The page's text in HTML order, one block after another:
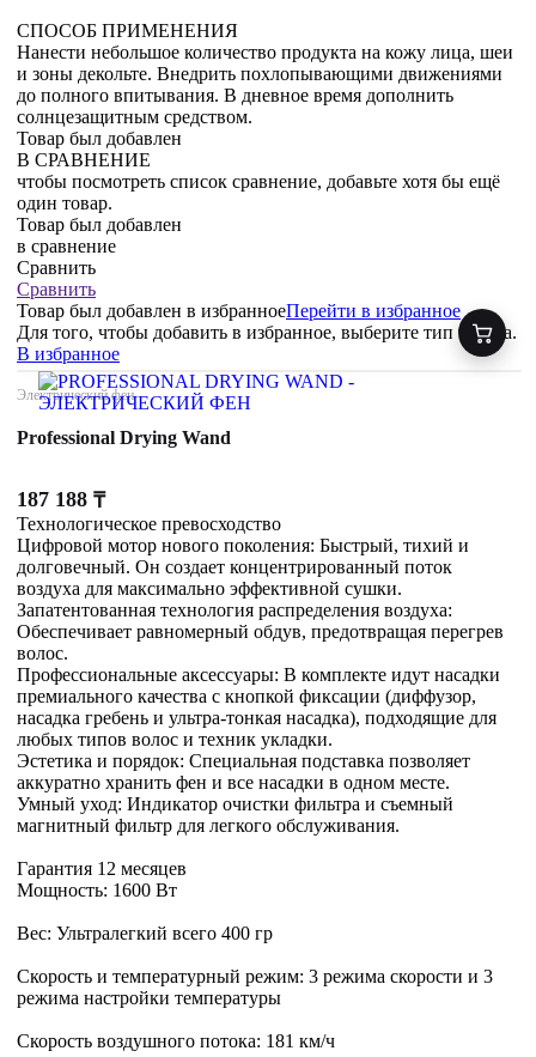
СПОСОБ ПРИМЕНЕНИЯ
Нанести небольшое количество продукта на кожу лица, шеи
и зоны декольте. Внедрить похлопывающими движениями
до полного впитывания. В дневное время дополнить
солнцезащитным средством.
Товар был добавлен
В СРАВНЕНИЕ
чтобы посмотреть список сравнение, добавьте хотя бы ещё
один товар.
Товар был добавлен
в сравнение
Сравнить
Сравнить
Товар был добавлен в избранноеПерейти в избранное
Для того, чтобы добавить в избранное, выберите тип товара.
В избранное
Электрический фен
Professional Drying Wand
187 188 ₸
Технологическое превосходство
Цифровой мотор нового поколения: Быстрый, тихий и
долговечный. Он создает концентрированный поток
воздуха для максимально эффективной сушки.
Запатентованная технология распределения воздуха:
Обеспечивает равномерный обдув, предотвращая перегрев
волос.
Профессиональные аксессуары: В комплекте идут насадки
премиального качества с кнопкой фиксации (диффузор,
насадка гребень и ультра-тонкая насадка), подходящие для
любых типов волос и техник укладки.
Эстетика и порядок: Специальная подставка позволяет
аккуратно хранить фен и все насадки в одном месте.
Умный уход: Индикатор очистки фильтра и съемный
магнитный фильтр для легкого обслуживания.
Гарантия 12 месяцев
Мощность: 1600 Вт
Вес: Ультралегкий всего 400 гр
Скорость и температурный режим: 3 режима скорости и 3
режима настройки температуры
Скорость воздушного потока: 181 км/ч